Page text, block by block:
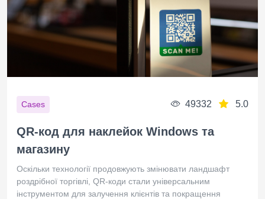
Cases 49332 5.0
QR-код для наклейок Windows та
магазину
Оскільки технології продовжують змінювати ландшафт
роздрібної торгівлі, QR-коди стали універсальним
інструментом для залучення клієнтів та покращення